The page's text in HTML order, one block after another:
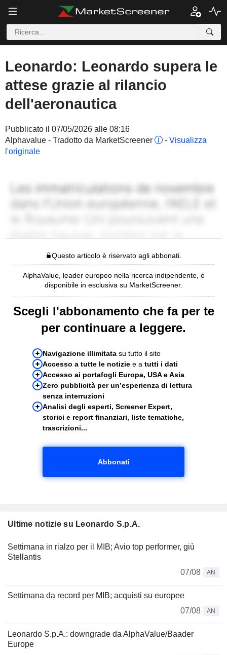
Leonardo: Leonardo supera le
attese grazie al rilancio
dell'aeronautica
Pubblicato il 07/05/2026 alle 08:16
Alphavalue - Tradotto da MarketScreener
- Visualizza
l'originale
Questo articolo è riservato agli abbonati.
AlphaValue, leader europeo nella ricerca indipendente, è
disponibile in esclusiva su MarketScreener.
Scegli l'abbonamento che fa per te
per continuare a leggere.
Navigazione illimitata su tutto il sito
Accesso a tutte le notizie e a tutti i dati
Accesso ai portafogli Europa, USA e Asia
Zero pubblicità per un’esperienza di lettura
senza interruzioni
Analisi degli esperti, Screener Expert,
storici e report finanziari, liste tematiche,
trascrizioni...
Abbonati
Ultime notizie su Leonardo S.p.A.
Settimana in rialzo per il MIB; Avio top performer, giù
Stellantis
07/08
AN
Settimana da record per MIB; acquisti su europee
07/08
AN
Leonardo S.p.A.: downgrade da AlphaValue/Baader
Europe